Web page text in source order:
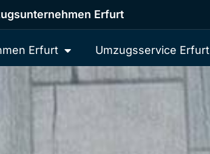
Erfurt
Erfurt Umzugsservice Erfurt